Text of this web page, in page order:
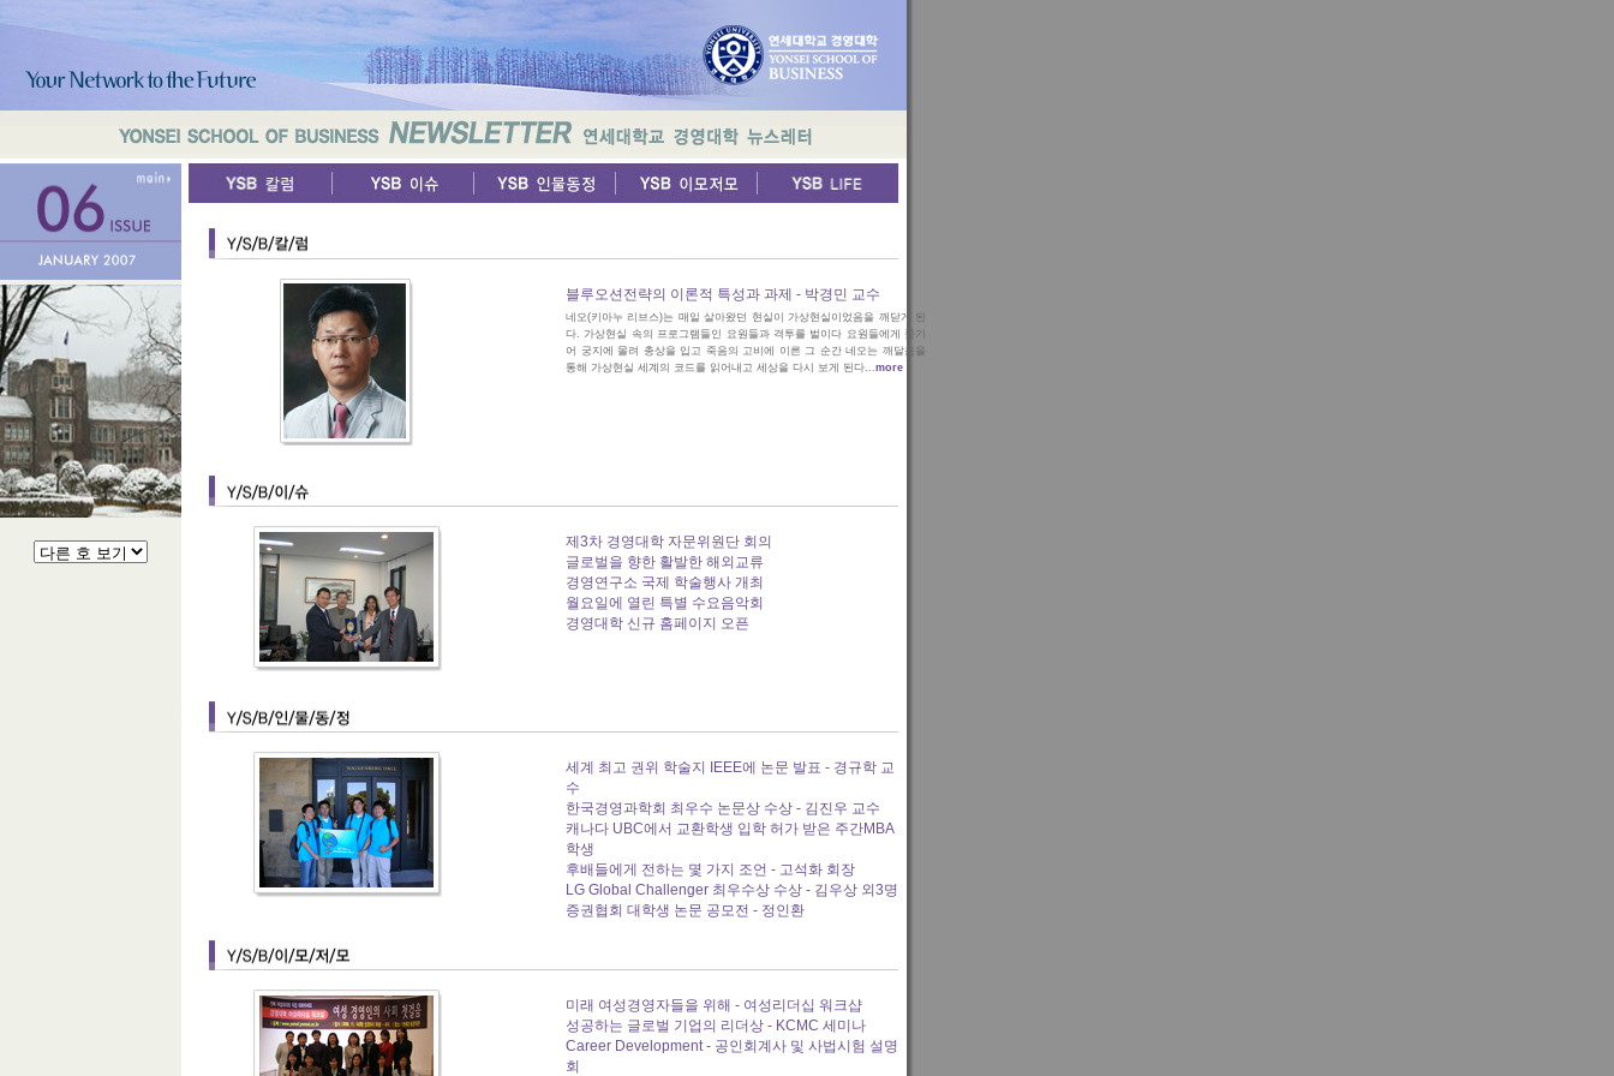
블루오션전략의 이론적 특성과 과제 - 박경민 교수
네오(키아누 리브스)는 매일 살아왔던 현실이 가상현실이었음을 깨닫게 된
다. 가상현실 속의 프로그램들인 요원들과 격투를 벌이다 요원들에게 쫓기
어 궁지에 몰려 총상을 입고 죽음의 고비에 이른 그 순간 네오는 깨달음을
통해 가상현실 세계의 코드를 읽어내고 세상을 다시 보게 된다...more
제3차 경영대학 자문위원단 회의
글로벌을 향한 활발한 해외교류
경영연구소 국제 학술행사 개최
월요일에 열린 특별 수요음악회
경영대학 신규 홈페이지 오픈
세계 최고 권위 학술지 IEEE에 논문 발표 - 경규학 교
수
한국경영과학회 최우수 논문상 수상 - 김진우 교수
캐나다 UBC에서 교환학생 입학 허가 받은 주간MBA
학생
후배들에게 전하는 몇 가지 조언 - 고석화 회장
LG Global Challenger 최우수상 수상 - 김우상 외3명
증권협회 대학생 논문 공모전 - 정인환
미래 여성경영자들을 위해 - 여성리더십 워크샵
성공하는 글로벌 기업의 리더상 - KCMC 세미나
Career Development - 공인회계사 및 사법시험 설명
회